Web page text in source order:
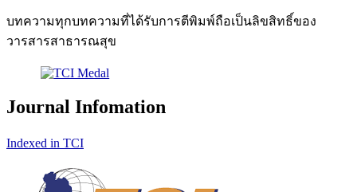
บทความทุกบทความที่ได้รับการตีพิมพ์ถือเป็นลิขสิทธิ์ของ
วารสารสาธารณสุข
Journal Infomation
Indexed in TCI